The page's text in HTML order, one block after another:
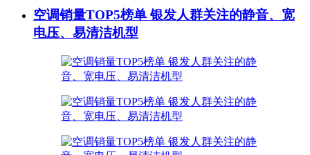
空调销量TOP5榜单 银发人群关注的静音、宽
电压、易清洁机型